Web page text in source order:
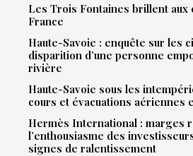
Les Trois Fontaines brillent aux
France
Haute-Savoie : enquête sur les
disparition d’une personne
rivière
Haute-Savoie sous les
cours et évacuations aériennes
Hermès International : marges
l’enthousiasme des
signes de ralentissement